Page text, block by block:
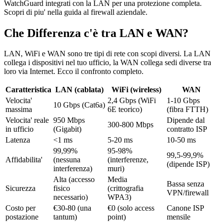
WatchGuard integrati con la LAN per una protezione completa.
Scopri di piu' nella guida al firewall aziendale.
Che Differenza c'è tra LAN e WAN?
LAN, WiFi e WAN sono tre tipi di rete con scopi diversi. La LAN
collega i dispositivi nel tuo ufficio, la WAN collega sedi diverse tra
loro via Internet. Ecco il confronto completo.
Caratteristica LAN (cablata) WiFi (wireless)
WAN
Velocita'
massima
10 Gbps (Cat6a)
2,4 Gbps (WiFi
6E teorico)
1-10 Gbps
(fibra FTTH)
Velocita' reale
in ufficio
950 Mbps
(Gigabit)
300-800 Mbps
Dipende dal
contratto ISP
Latenza
<1 ms 5-20 ms 10-50 ms
Affidabilita'
99,99%
(nessuna
interferenza)
95-98%
(interferenze,
muri)
99,5-99,9%
(dipende ISP)
Sicurezza
Alta (accesso
fisico
necessario)
Media
(crittografia
WPA3)
Bassa senza
VPN/firewall
Costo per
postazione
€30-80 (una
tantum)
€0 (solo access
point)
Canone ISP
mensile